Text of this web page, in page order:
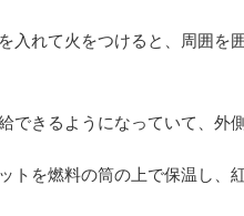
入れて火をつけると、周囲を
できるようになっていて、外
トを燃料の筒の上で保温し、